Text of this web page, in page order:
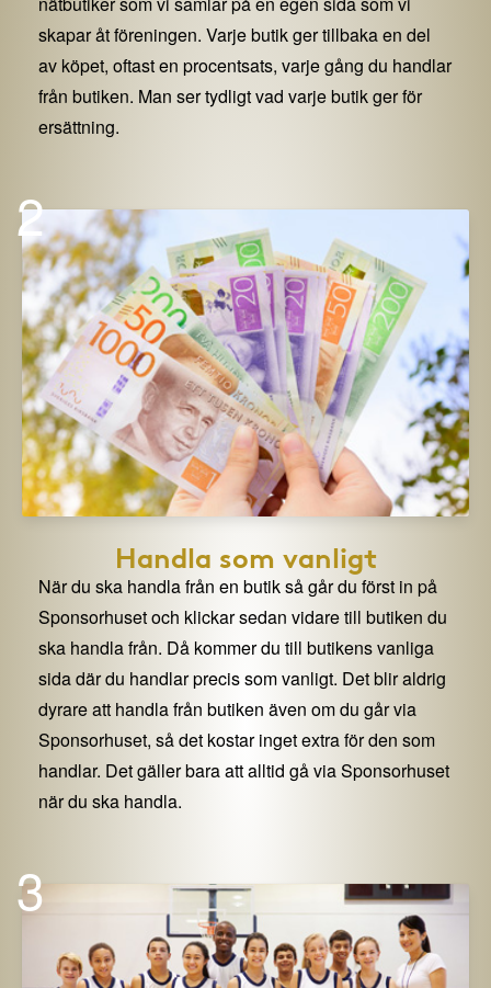
skapar åt föreningen. Varje butik ger tillbaka en del
av köpet, oftast en procentsats, varje gång du handlar
från butiken. Man ser tydligt vad varje butik ger för
ersättning.
2
Handla som vanligt
När du ska handla från en butik så går du först in på
Sponsorhuset och klickar sedan vidare till butiken du
ska handla från. Då kommer du till butikens vanliga
sida där du handlar precis som vanligt. Det blir aldrig
dyrare att handla från butiken även om du går via
Sponsorhuset, så det kostar inget extra för den som
handlar. Det gäller bara att alltid gå via Sponsorhuset
när du ska handla.
3